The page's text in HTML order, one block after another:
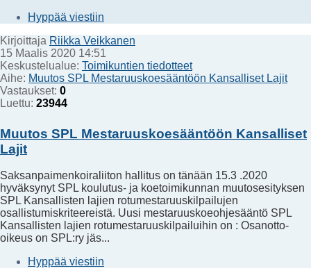
Hyppää viestiin
Kirjoittaja Riikka Veikkanen
15 Maalis 2020 14:51
Keskustelualue: Toimikuntien tiedotteet
Aihe: Muutos SPL Mestaruuskoesääntöön Kansalliset Lajit
Vastaukset: 0
Luettu: 23944
Muutos SPL Mestaruuskoesääntöön Kansalliset
Lajit
Saksanpaimenkoiraliiton hallitus on tänään 15.3 .2020
hyväksynyt SPL koulutus- ja koetoimikunnan muutosesityksen
SPL Kansallisten lajien rotumestaruuskilpailujen
osallistumiskriteereistä. Uusi mestaruuskoeohjesääntö SPL
Kansallisten lajien rotumestaruuskilpailuihin on : Osanotto-
oikeus on SPL:ry jäs...
Hyppää viestiin